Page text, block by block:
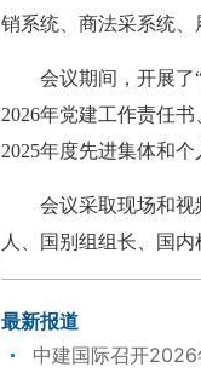
销系统、商法采系统、
会议期间，开展了“
2026年党建工作责任
2025年度先进集体和个
会议采取现场和视频
人、国别组组长、国
最新报道
中建国际召开